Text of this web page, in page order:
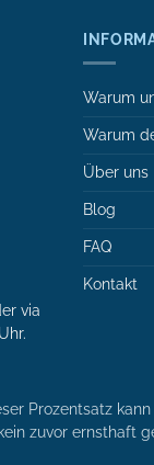
via
Warum
Warum
Über uns
Blog
FAQ
Kontakt
Prozentsatz
zuvor ernsthaft